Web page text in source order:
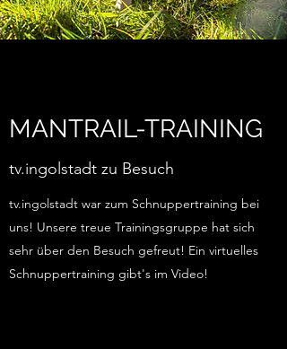
MANTRAIL-TRAINING
tv.ingolstadt zu Besuch
tv.ingolstadt war zum Schnuppertraining bei
uns! Unsere treue Trainingsgruppe hat sich
sehr über den Besuch gefreut! Ein virtuelles
Schnuppertraining gibt's im Video!